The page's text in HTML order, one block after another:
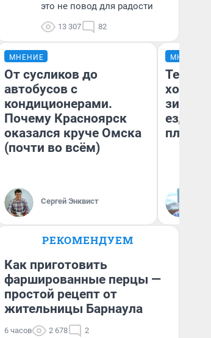
это не повод для радости
13 307 82
МНЕНИЕ
От сусликов до
автобусов с
кондиционерами.
Почему Красноярск
оказался круче Омска
(почти во всём)
Сергей Энквист
МНЕНИЕ
Тепло
зимой.
ездит
плюсы
РЕКОМЕНДУЕМ
Как приготовить
фаршированные перцы —
простой рецепт от
жительницы Барнаула
6 часов 2 678 2